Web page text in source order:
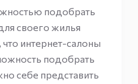
подобрать
своего жилья
интернет-салоны
подобрать
себе представить